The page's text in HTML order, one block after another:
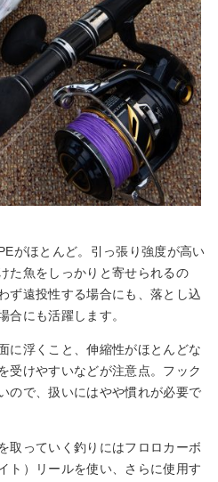
がほとんど。引っ張り強度が高い
た魚をしっかりと寄せられるの
ず遠投性する場合にも、落とし込
合にも活躍します。
に浮くこと、伸縮性がほとんどな
受けやすいなどが注意点。フック
ので、扱いにはやや慣れが必要で
取っていく釣りにはフロロカーボ
ト）リールを使い、さらに使用す